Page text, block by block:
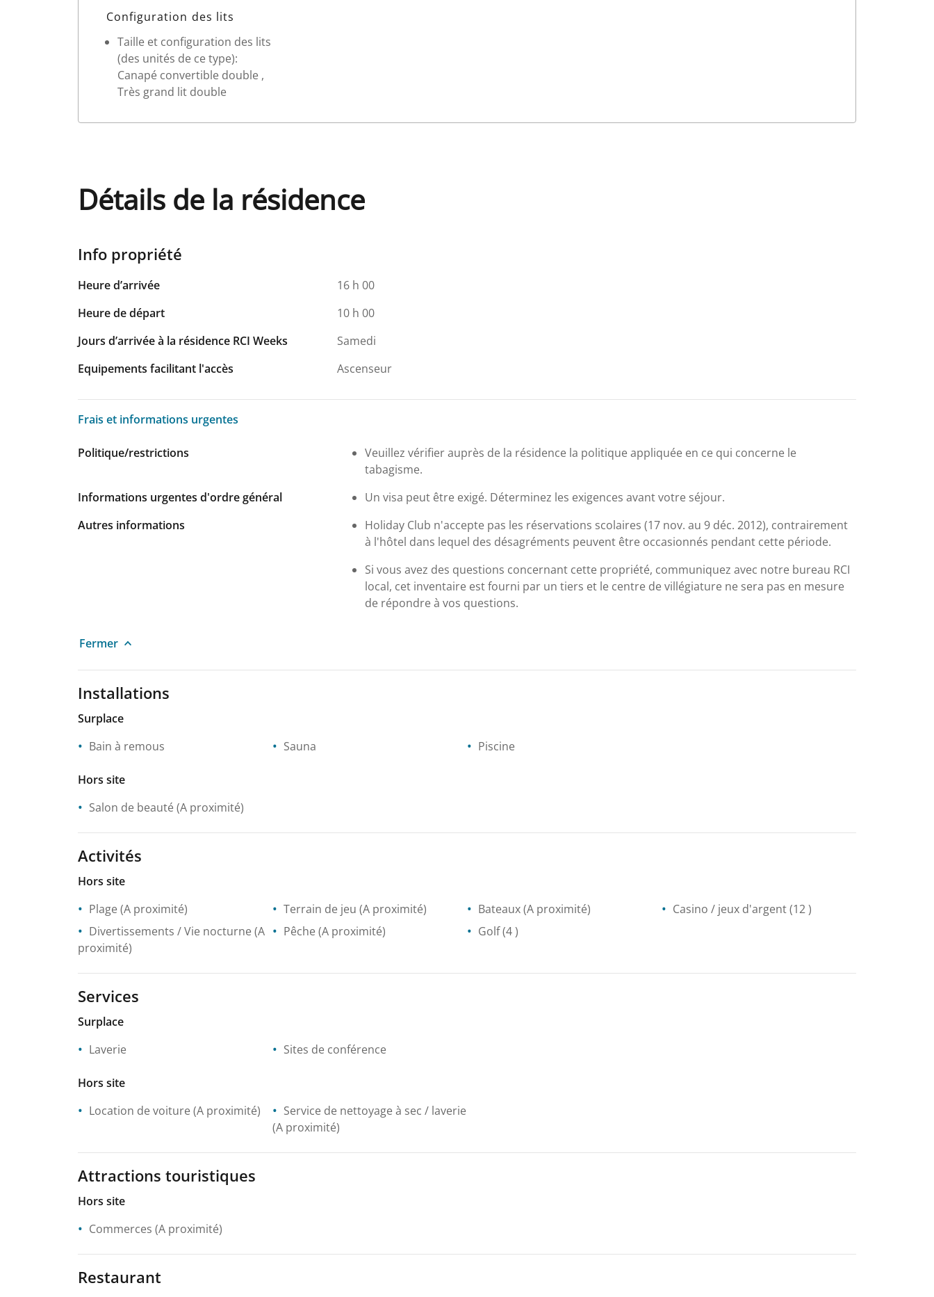
Configuration des lits
Taille et configuration des lits
(des unités de ce type):
Canapé convertible double ,
Très grand lit double
Détails de la résidence
Info propriété
Heure d’arrivée
16 h 00
Heure de départ
10 h 00
Jours d’arrivée à la résidence RCI Weeks
Samedi
Equipements facilitant l'accès
Ascenseur
Frais et informations urgentes
Frais et informations urgentes
Politique/restrictions
Veuillez vérifier auprès de la résidence la politique appliquée en ce qui concerne le
tabagisme.
Informations urgentes d'ordre général
Un visa peut être exigé. Déterminez les exigences avant votre séjour.
Autres informations
Holiday Club n'accepte pas les réservations scolaires (17 nov. au 9 déc. 2012), contrairement
à l'hôtel dans lequel des désagréments peuvent être occasionnés pendant cette période.
Si vous avez des questions concernant cette propriété, communiquez avec notre bureau RCI
local, cet inventaire est fourni par un tiers et le centre de villégiature ne sera pas en mesure
de répondre à vos questions.
Fermer
Installations
Surplace
Bain à remous
Sauna Piscine
Hors site
Salon de beauté (A proximité)
Activités
Hors site
Plage (A proximité) Terrain de jeu (A proximité) Bateaux(A proximité) Casino / jeux d'argent(12 )
Divertissements / Vie nocturne (A
proximité)
Pêche (A proximité) Golf(4 )
Services
Surplace
Laverie
Sites de conférence
Hors site
Location de voiture (A proximité)
Service de nettoyage à sec / laverie
(A proximité)
Attractions touristiques
Hors site
Commerces (A proximité)
Restaurant